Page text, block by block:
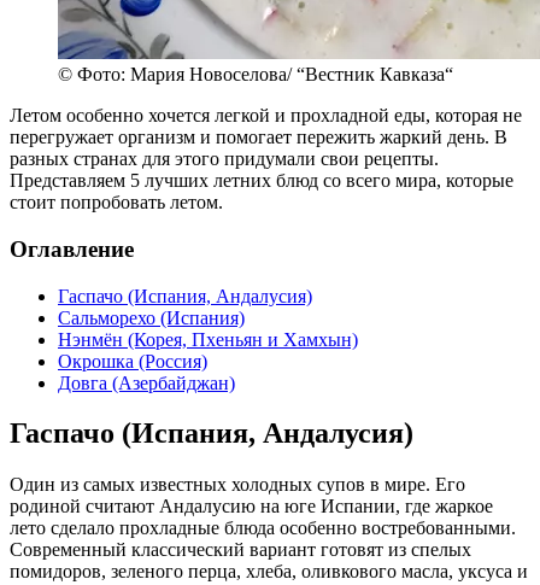
© Фото: Мария Новоселова/ “Вестник Кавказа“
Летом особенно хочется легкой и прохладной еды, которая не
перегружает организм и помогает пережить жаркий день. В
разных странах для этого придумали свои рецепты.
Представляем 5 лучших летних блюд со всего мира, которые
стоит попробовать летом.
Оглавление
Гаспачо (Испания, Андалусия)
Сальморехо (Испания)
Нэнмён (Корея, Пхеньян и Хамхын)
Окрошка (Россия)
Довга (Азербайджан)
Гаспачо (Испания, Андалусия)
Один из самых известных холодных супов в мире. Его
родиной считают Андалусию на юге Испании, где жаркое
лето сделало прохладные блюда особенно востребованными.
Современный классический вариант готовят из спелых
помидоров, зеленого перца, хлеба, оливкового масла, уксуса и